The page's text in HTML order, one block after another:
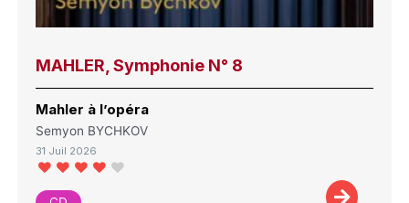
MAHLER, Symphonie N° 8
Mahler à l’opéra
Semyon BYCHKOV
31 Juil 2026